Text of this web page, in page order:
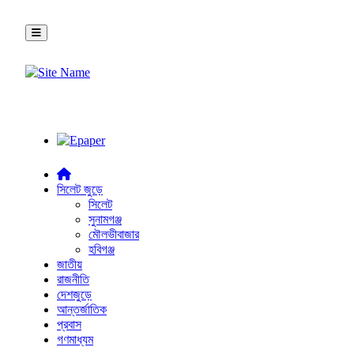
সিলেট জুড়ে
সিলেট
সুনামগঞ্জ
মৌলভীবাজার
হবিগঞ্জ
জাতীয়
রাজনীতি
দেশজুড়ে
আন্তর্জাতিক
প্রবাস
গণমাধ্যম